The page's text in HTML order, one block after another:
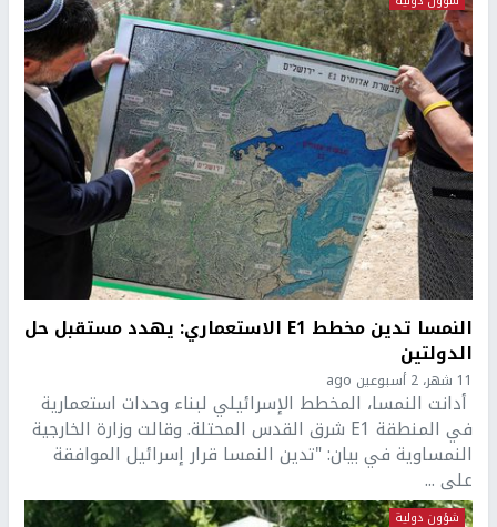
النمسا تدين مخطط E1 الاستعماري: يهدد مستقبل حل
الدولتين
11 شهر، 2 أسبوعين ago
أدانت النمسا، المخطط الإسرائيلي لبناء وحدات استعمارية
في المنطقة E1 شرق القدس المحتلة. وقالت وزارة الخارجية
النمساوية في بيان: "تدين النمسا قرار إسرائيل الموافقة
على ...
شؤون دولية